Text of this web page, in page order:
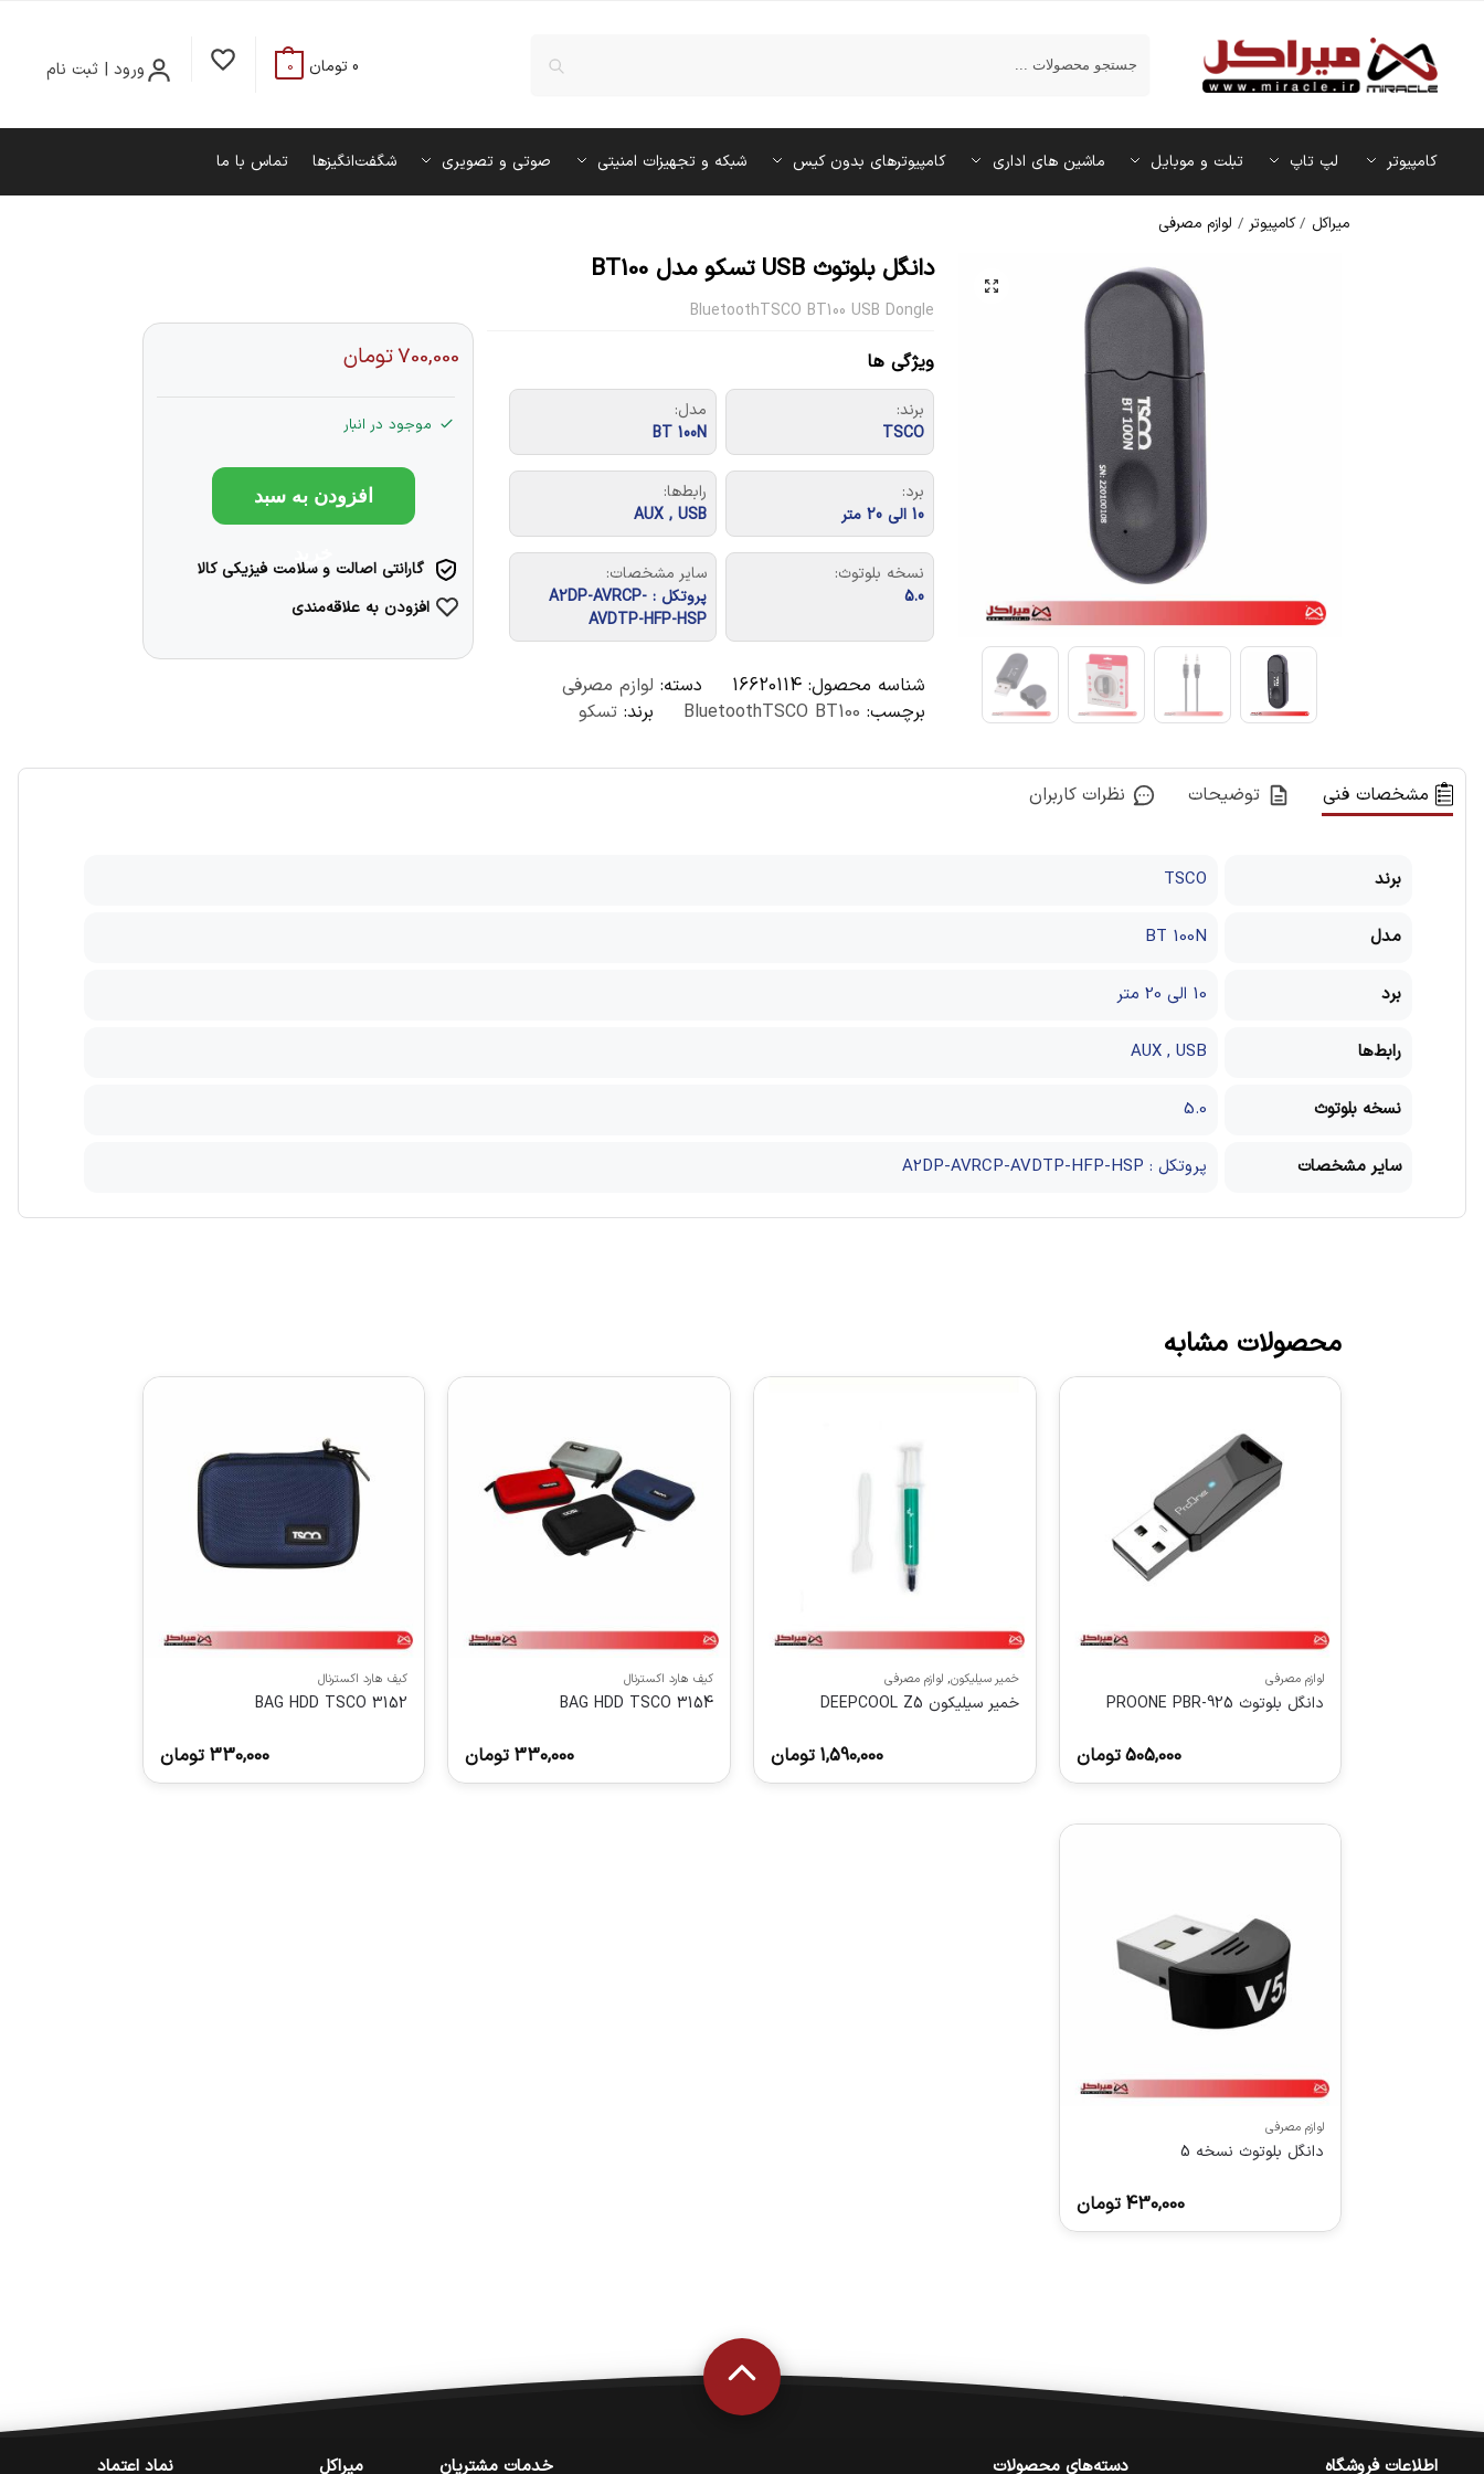
ورود | ثبت نام 0 تومان 0
کامپیوتر لپ تاپ تبلت و موبایل ماشین‌ های اداری کامپیوترهای بدون کیس شبکه و تجهیزات امنیتی صوتی و تصویری شگفت‌انگیزها تماس با ما
میراکل /کامپیوتر / لوازم مصرفی
دانگل بلوتوث USB تسکو مدل BT100
BluetoothTSCO BT100 USB Dongle
ویژگی ها
برند:
TSCO
مدل:
BT 100N
برد:
10 الی 20 متر
رابط‌ها:
AUX , USB
نسخه بلوتوث:
5.0
سایر مشخصات:
پروتکل : A2DP-AVRCP-
AVDTP-HFP-HSP
شناسه محصول:16620114 دسته: لوازم مصرفی
برچسب: BluetoothTSCO BT100 برند:تسکو
700,000تومان
موجود در انبار
افزودن به سبد
گارانتی اصالت و سلامت فیزیکی کالا
افزودن به علاقه‌مندی
مشخصات فنی توضیحات نظرات کاربران
برند TSCO
مدل BT 100N
برد 10 الی 20 متر
رابط‌ها AUX , USB
نسخه بلوتوث 5.0
سایر مشخصات پروتکل : A2DP-AVRCP-AVDTP-HFP-HSP
محصولات مشابه
لوازم مصرفی
دانگل بلوتوث PROONE PBR-925
505,000تومان
خمیر سیلیکون,لوازم مصرفی
خمیر سیلیکون DEEPCOOL Z5
1,590,000 تومان
کیف هارد اکسترنال
BAG HDD TSCO 3154
330,000 تومان
کیف هارد اکسترنال
BAG HDD TSCO 3152
330,000 تومان
لوازم مصرفی
دانگل بلوتوث نسخه 5
430,000 تومان
اطلاعات فروشگاه دسته‌های محصولات خدمات مشتریان میراکل نماد اعتماد